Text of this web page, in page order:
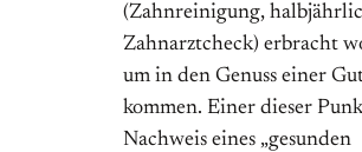
(Zahnreinigung,
Zahnarztcheck) erbracht
um in den Genuss einer
kommen. Einer dieser
Nachweis eines „gesunden